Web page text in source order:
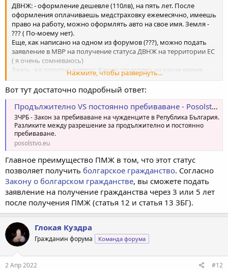
ДВНЖ: - оформление дешевле (110лв), на пять лет. После
оформления оплачиваешь медстраховку ежемесячно, имеешь
право на работу, можно оформлять авто на свое имя. Земля -
??? ( По-моему нет).
Еще, как написано на одном из форумов (???), можно подать
заявление в МВР на получение статуса ДВНЖ на территории ЕС
( я очень сомневаюсь)
Здесь, же попутно вопрос: Какую страховку на какое время
требуют при подаче на ДВНЖ, и какое финансовое
обеспечение?
ПВНЖ: - оформление 1000 лв. Решение о поаве ПВНЖ -
пожизненно. Карта выдается на пять лет. После оформления
также обязан платить ежемесячную страховку, те же права по
официальному устройству на работу, оформлению авто.
дешевле, но оформляешь каждые пять лет. Поправьте!
Нажмите, чтобы развернуть...
Вот тут достаточно подробный ответ:
Продължително VS постоянно пребиваване - Posolstvo.eu
ЗЧРБ - Закон за пребиваване на чужденците в Република България.
Разликите между разрешение за продължително и постоянно
пребиваване.
posolstvo.eu
Главное преимущество ПМЖ в том, что этот статус
позволяет получить болгарское гражданство. Согласно
Закону о болгарском гражданстве, вы сможете подать
заявление на получение гражданства через 3 или 5 лет
после получения ПМЖ (статья 12 и статья 13 ЗБГ).
Глокая Куздра
Гражданин форума Команда форума
2 Апр 2022 #12